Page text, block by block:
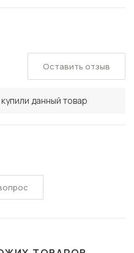
данный товар
Оставить отзыв